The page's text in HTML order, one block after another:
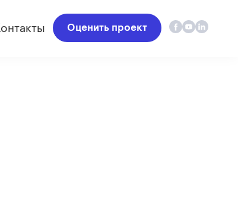
Оценить проект